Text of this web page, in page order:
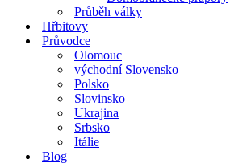
Průběh války
Hřbitovy
Průvodce
Olomouc
východní Slovensko
Polsko
Slovinsko
Ukrajina
Srbsko
Itálie
Blog